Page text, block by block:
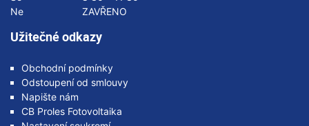
Ne
ZAVŘENO
Užitečné odkazy
Obchodní podmínky
Odstoupení od smlouvy
Napište nám
CB Proles Fotovoltaika